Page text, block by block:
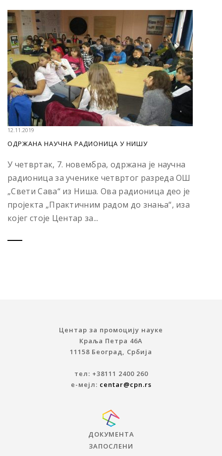
12.11.2019
OДРЖАНА НАУЧНА РАДИОНИЦА У НИШУ
У четвртак, 7. новембра, одржана је научна
радионица за ученике четвртог разреда ОШ
„Свети Сава“ из Ниша. Ова радионица део је
пројекта „Практичним радом до знања“, иза
којег стоје Центар за...
Центар за промоцију науке
Краља Петра 46A
11158 Београд, Србија
тел: +38111 2400 260
е-мејл: centar@cpn.rs
ДОКУМЕНТА
ЗАПОСЛЕНИ